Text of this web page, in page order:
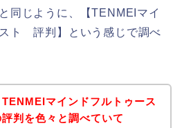
同じように、【TENMEIマイ
ト 評判】という感じで調べ
マインドフルトゥース
判を色々と調べていて